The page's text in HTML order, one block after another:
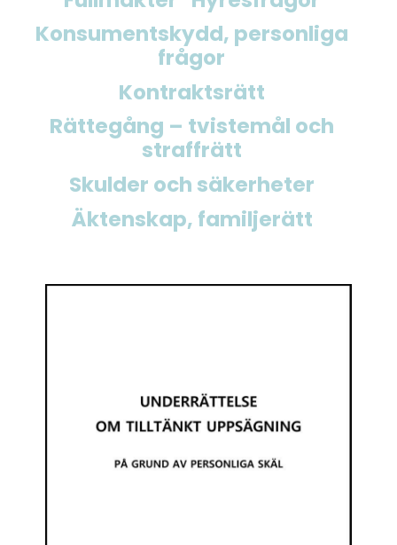
Konsumentskydd, personliga
frågor
Kontraktsrätt
Rättegång – tvistemål och
straffrätt
Skulder och säkerheter
Äktenskap, familjerätt